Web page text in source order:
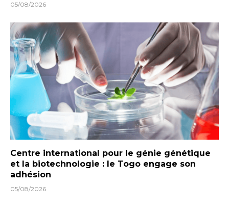
05/08/2026
Centre international pour le génie génétique
et la biotechnologie : le Togo engage son
adhésion
05/08/2026